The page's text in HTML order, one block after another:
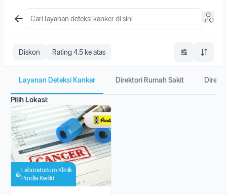
Diskon Rating 4.5 ke atas
Layanan Deteksi Kanker Direktori Rumah Sakit
Pilih Lokasi:
Laboratorium Klinik
Prodia Kediri